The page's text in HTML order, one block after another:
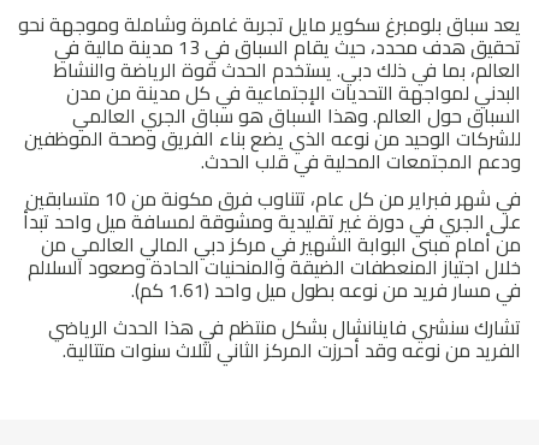
يعد سباق بلومبرغ سكوير مايل تجربة غامرة وشاملة وموجهة نحو
تحقيق هدف محدد، حيث يقام السباق في 13 مدينة مالية في
العالم، بما في ذلك دبي. يستخدم الحدث قوة الرياضة والنشاط
البدني لمواجهة التحديات الإجتماعية في كل مدينة من مدن
السباق حول العالم. وهذا السباق هو سباق الجري العالمي
للشركات الوحيد من نوعه الذي يضع بناء الفريق وصحة الموظفين
ودعم المجتمعات المحلية في قلب الحدث.
في شهر فبراير من كل عام، تتناوب فرق مكونة من 10 متسابقين
على الجري في دورة غير تقليدية ومشوقة لمسافة ميل واحد تبدأ
من أمام مبنى البوابة الشهير في مركز دبي المالي العالمي من
خلال اجتياز المنعطفات الضيقة والمنحنيات الحادة وصعود السلالم
في مسار فريد من نوعه بطول ميل واحد (1.61 كم).
تشارك سنشري فاينانشال بشكل منتظم في هذا الحدث الرياضي
الفريد من نوعه وقد أحرزت المركز الثاني لثلاث سنوات متتالية.